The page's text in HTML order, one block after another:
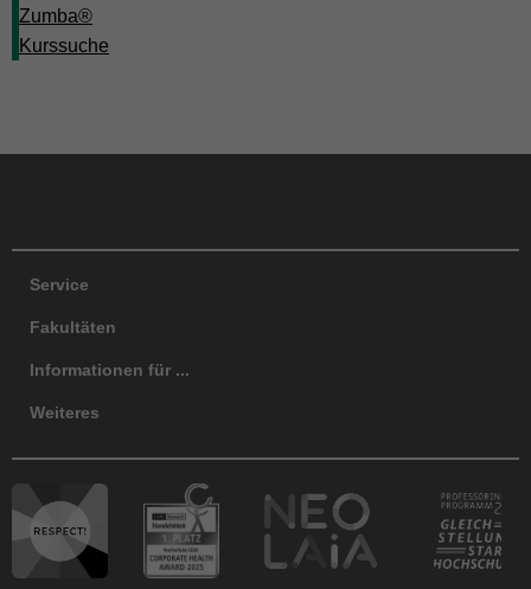
Zumba®
Kurssuche
Service
Fakultäten
Informationen für ...
Weiteres